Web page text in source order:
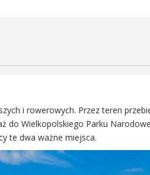
PTTK
Wodne Wody
i rowerowych. Przez teren
do Wielkopolskiego Parku
te dwa ważne miejsca.